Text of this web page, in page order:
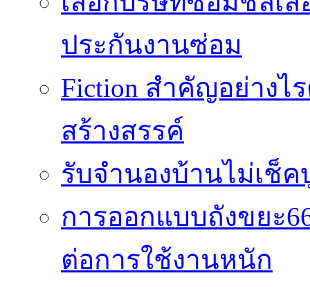
ประกันงานซ่อม
Fiction สำคัญอย่าง
สร้างสรรค์
รับจำนองบ้านไม่เช็ค
การออกแบบถังขยะ
ต่อการใช้งานหนัก